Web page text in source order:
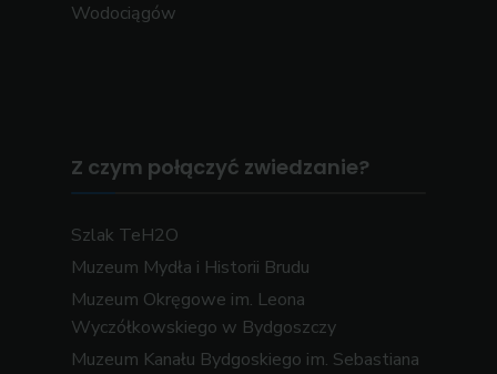
Wodociągów
Z czym połączyć zwiedzanie?
Szlak TeH2O
Muzeum Mydła i Historii Brudu
Muzeum Okręgowe im. Leona
Wyczółkowskiego w Bydgoszczy
Muzeum Kanału Bydgoskiego im. Sebastiana